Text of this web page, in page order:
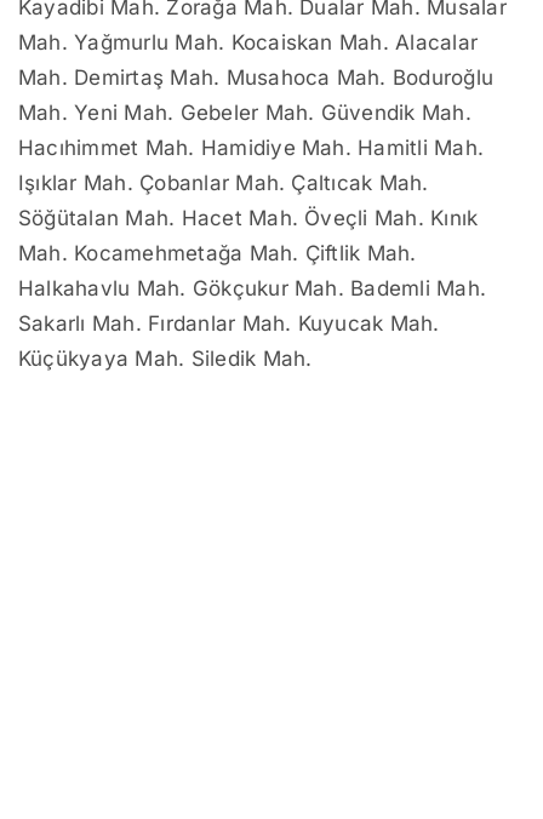
Kayadibi Mah. Zorağa Mah. Dualar Mah. Musalar
Mah. Yağmurlu Mah. Kocaiskan Mah. Alacalar
Mah. Demirtaş Mah. Musahoca Mah. Boduroğlu
Mah. Yeni Mah. Gebeler Mah. Güvendik Mah.
Hacıhimmet Mah. Hamidiye Mah. Hamitli Mah.
Işıklar Mah. Çobanlar Mah. Çaltıcak Mah.
Söğütalan Mah. Hacet Mah. Öveçli Mah. Kınık
Mah. Kocamehmetağa Mah. Çiftlik Mah.
Halkahavlu Mah. Gökçukur Mah. Bademli Mah.
Sakarlı Mah. Fırdanlar Mah. Kuyucak Mah.
Küçükyaya Mah. Siledik Mah.